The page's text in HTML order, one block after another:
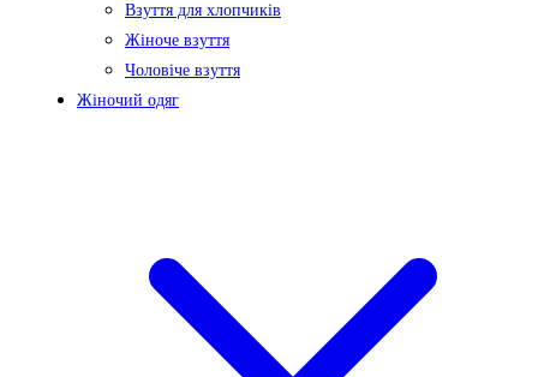
Взуття для хлопчиків
Жіноче взуття
Чоловіче взуття
Жіночий одяг